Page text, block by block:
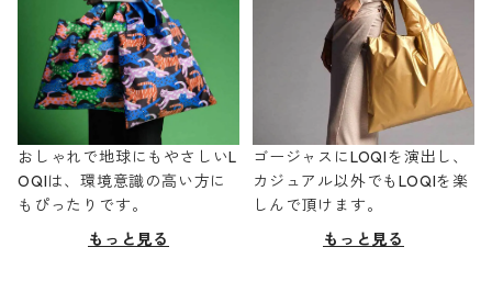
おしゃれで地球にもやさしいL
OQIは、環境意識の高い方に
もぴったりです。
もっと見る
ゴージャスにLOQIを演出し、
カジュアル以外でもLOQIを楽
しんで頂けます。
もっと見る